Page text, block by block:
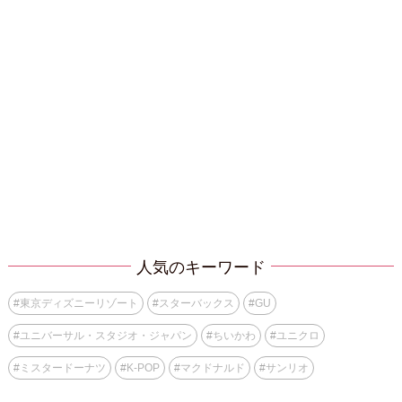
人気のキーワード
#東京ディズニーリゾート #スターバックス #GU
#ユニバーサル・スタジオ・ジャパン #ちいかわ #ユニクロ
#ミスタードーナツ #K-POP #マクドナルド #サンリオ